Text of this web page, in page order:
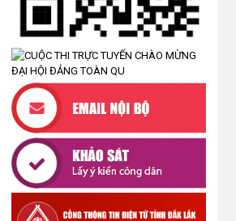
CÔNG KHAI DANH MỤC THỦ TỤC
HÀNH CHÍNH THỰC HIỆN TOÀN
TRÌNH THUỘC THẨM QUYỀN GIẢI
QUYẾT CỦA UBND XÃ CƯ M’TA
(30/07/2026)
TẬP HUẤN NÂNG CAO KỸ NĂNG
TƯ VẤN KHỞI SỰ KINH DOANH
VÀ ĐIỀU HÀNH HOẠT ĐỘNG
NHÓM NĂM 2026
(21/07/2026)